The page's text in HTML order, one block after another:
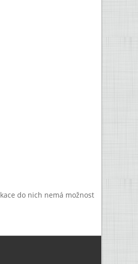
do nich nemá možnost